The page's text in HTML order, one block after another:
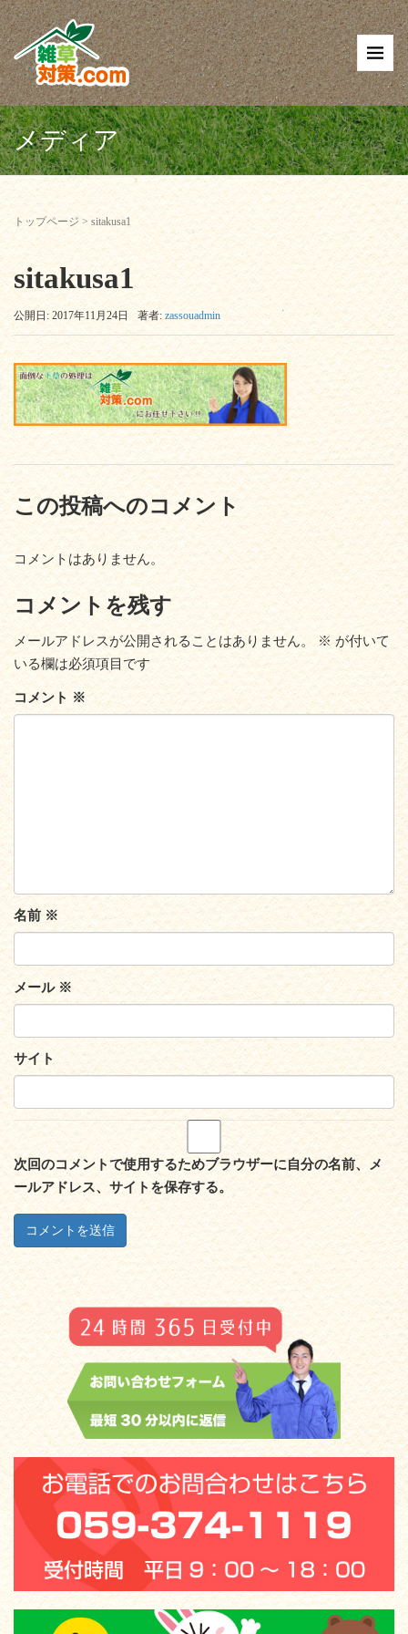
メディア
トップページ> sitakusa1
sitakusa1
公開日: 2017年11月24日 著者: zassouadmin
この投稿へのコメント
コメントはありません。
コメントを残す
メールアドレスが公開されることはありません。 ※ が付いて
いる欄は必須項目です
コメント ※
名前 ※
メール ※
サイト
次回のコメントで使用するためブラウザーに自分の名前、メ
ールアドレス、サイトを保存する。